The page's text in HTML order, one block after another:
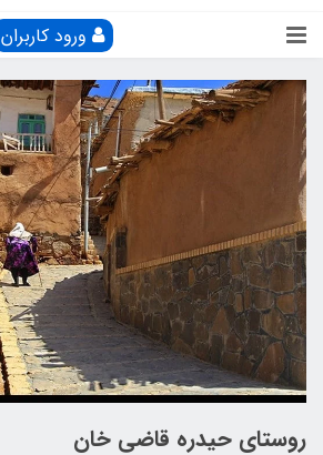
ورود کاربران
روستای حیدره قاضی خان